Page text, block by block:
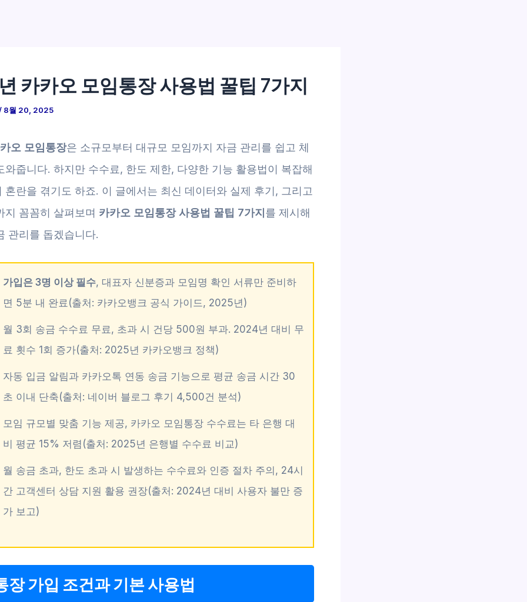
카카오 모임통장 사용법 꿀팁 7가지
8월 20, 2025
오 모임통장은 소규모부터 대규모 모임까지 자금 관리를 쉽고 체
와줍니다. 하지만 수수료, 한도 제한, 다양한 기능 활용법이 복잡해
혼란을 겪기도 하죠. 이 글에서는 최신 데이터와 실제 후기, 그리고
지 꼼꼼히 살펴보며 카카오 모임통장 사용법 꿀팁 7가지 를 제시해
관리를 돕겠습니다.
가입은 3명 이상 필수, 대표자 신분증과 모임명 확인 서류만 준비하
면 5분 내 완료(출처: 카카오뱅크 공식 가이드, 2025년)
월 3회 송금 수수료 무료, 초과 시 건당 500원 부과. 2024년 대비 무
료 횟수 1회 증가(출처: 2025년 카카오뱅크 정책)
자동 입금 알림과 카카오톡 연동 송금 기능으로 평균 송금 시간 30
초 이내 단축(출처: 네이버 블로그 후기 4,500건 분석)
모임 규모별 맞춤 기능 제공, 카카오 모임통장 수수료는 타 은행 대
비 평균 15% 저렴(출처: 2025년 은행별 수수료 비교)
월 송금 초과, 한도 초과 시 발생하는 수수료와 인증 절차 주의, 24시
간 고객센터 상담 지원 활용 권장(출처: 2024년 대비 사용자 불만 증
가 보고)
장 가입 조건과 기본 사용법